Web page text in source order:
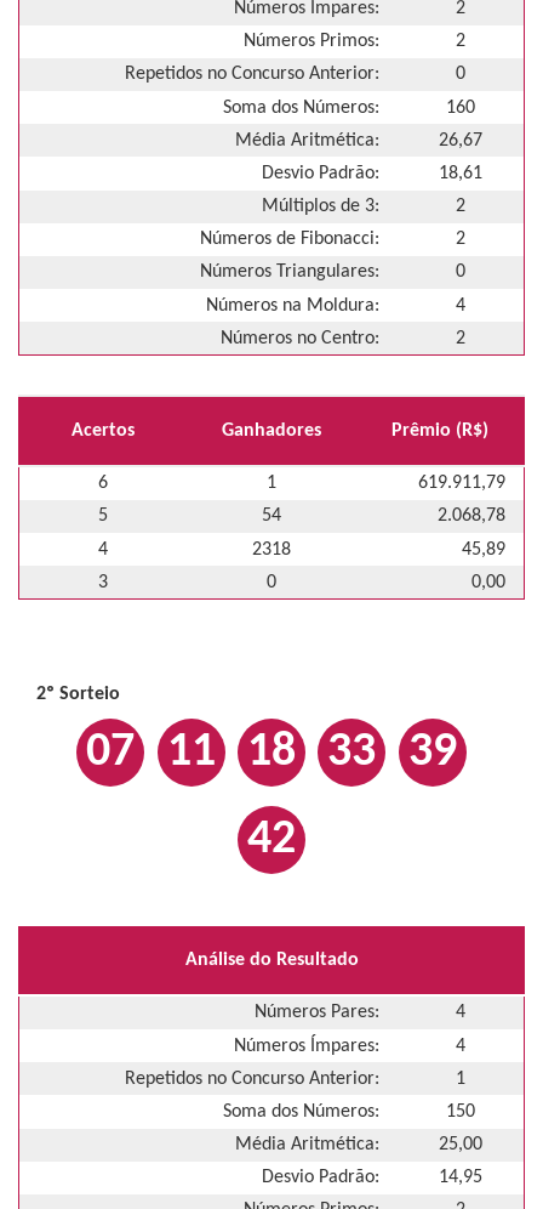
Números Ímpares:
2
Números Primos:
2
Repetidos no Concurso Anterior:
0
Soma dos Números:
160
Média Aritmética:
26,67
Desvio Padrão:
18,61
Múltiplos de 3:
2
Números de Fibonacci:
2
Números Triangulares:
0
Números na Moldura:
4
Números no Centro:
2
Acertos Ganhadores Prêmio (R$)
6 1
619.911,79
5
54
2.068,78
4
2318
45,89
3
0 0,00
2º Sorteio
07 11 18 33
39
42
Análise do Resultado
Números Pares:
4
Números Ímpares:
4
Repetidos no Concurso Anterior:
1
Soma dos Números:
150
Média Aritmética:
25,00
Desvio Padrão:
14,95